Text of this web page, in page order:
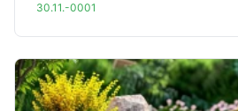
30.11.-0001